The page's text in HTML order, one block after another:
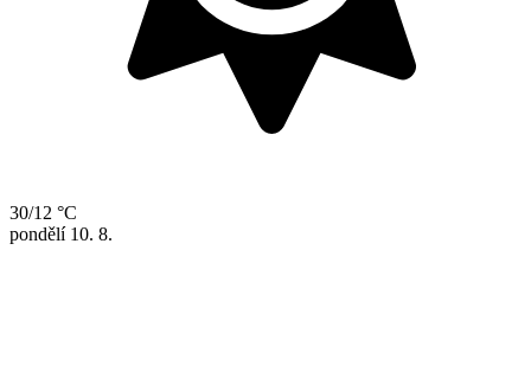
30/12 °C
pondělí 10. 8.